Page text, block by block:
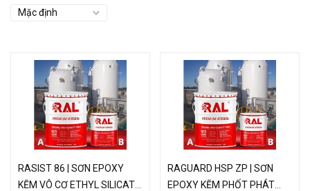
RASIST 86 | SƠN EPOXY
KẼM VÔ CƠ ETHYL SILICATE
RAGUARD HSP ZP | SƠN
EPOXY KẼM PHỐT PHÁT